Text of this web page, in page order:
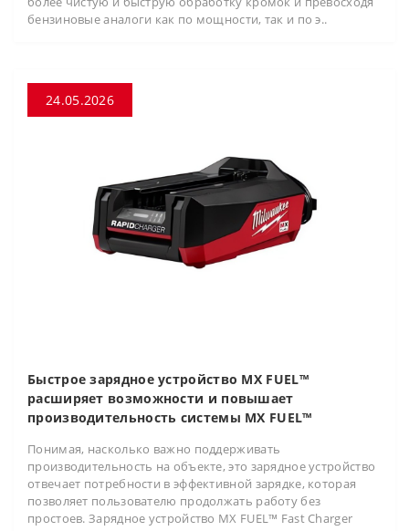
бензиновые аналоги как по мощности, так и по э..
24.05.2026
Быстрое зарядное устройство MX FUEL™
расширяет возможности и повышает
производительность системы MX FUEL™
Понимая, насколько важно поддерживать
производительность на объекте, это зарядное устройство
отвечает потребности в эффективной зарядке, которая
позволяет пользователю продолжать работу без
простоев. Зарядное устройство MX FUEL™ Fast Charger